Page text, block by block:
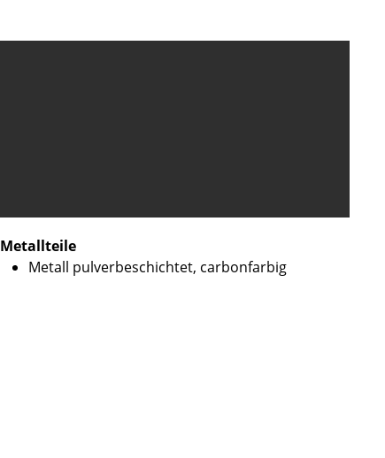
Metallteile
Metall pulverbeschichtet, carbonfarbig